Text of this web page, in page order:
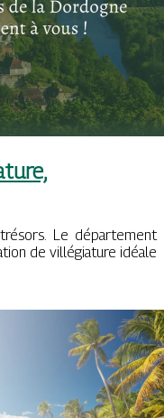
Le département
de villégiature idéale